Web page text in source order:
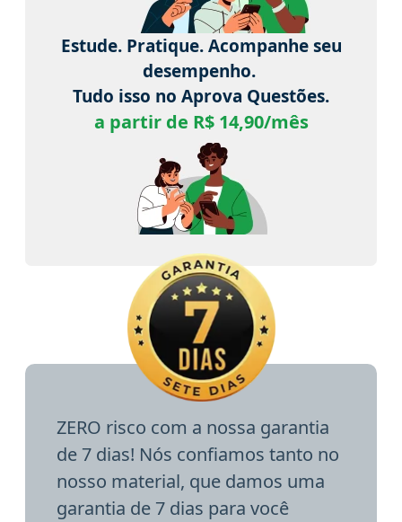
Estude. Pratique. Acompanhe seu
desempenho.
Tudo isso no Aprova Questões.
a partir de R$ 14,90/mês
ZERO risco com a nossa garantia
de 7 dias! Nós confiamos tanto no
nosso material, que damos uma
garantia de 7 dias para você